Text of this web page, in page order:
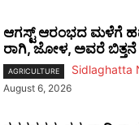
ಆಗಸ್ಟ್ ಆರಂಭದ ಮಳೆಗೆ
ರಾಗಿ, ಜೋಳ, ಅವರೆ ಬಿತ್ತನೆ
AGRICULTURE Sidlaghatta
August 6, 2026